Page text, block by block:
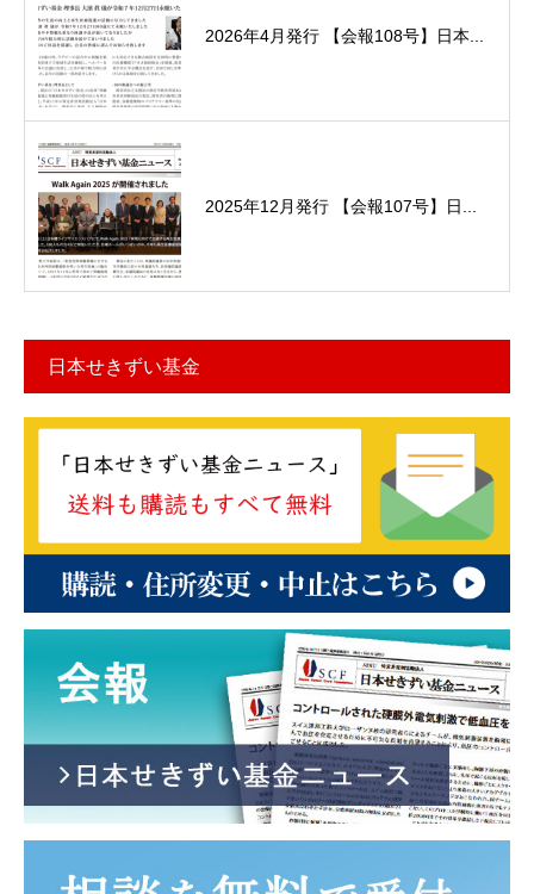
2026年4月発行 【会報108号】日本...
2025年12月発行 【会報107号】日...
日本せきずい基金